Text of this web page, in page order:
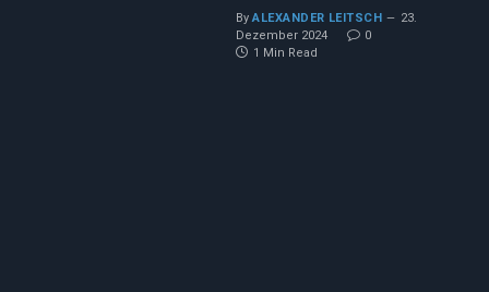
By ALEXANDER LEITSCH
23.
Dezember 2024
0
1 Min Read